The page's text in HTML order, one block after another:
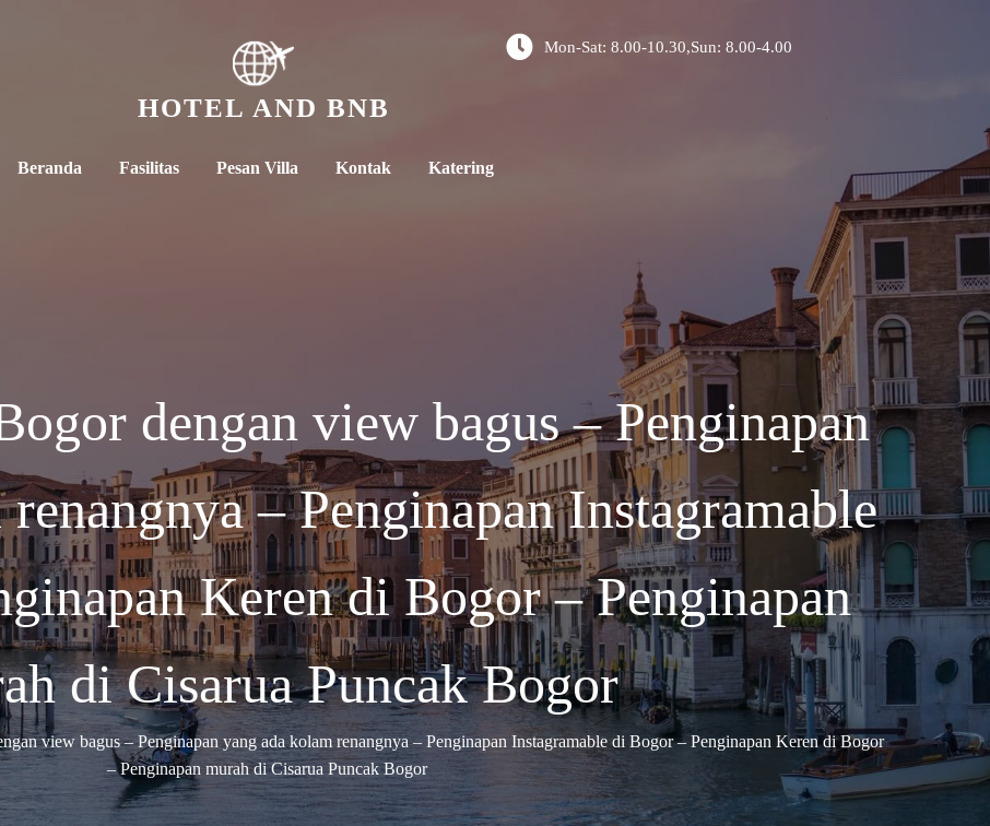
HOTEL AND BNB
Mon-Sat: 8.00-10.30,Sun: 8.00-4.00
Beranda Fasilitas Pesan Villa Kontak Katering
dengan view bagus – Penginapan
– Penginapan Instagramable
Keren di Bogor – Penginapan
di Cisarua Puncak Bogor
view bagus – Penginapan yang ada kolam renangnya – Penginapan Instagramable di Bogor – Penginapan Keren di Bogor
– Penginapan murah di Cisarua Puncak Bogor